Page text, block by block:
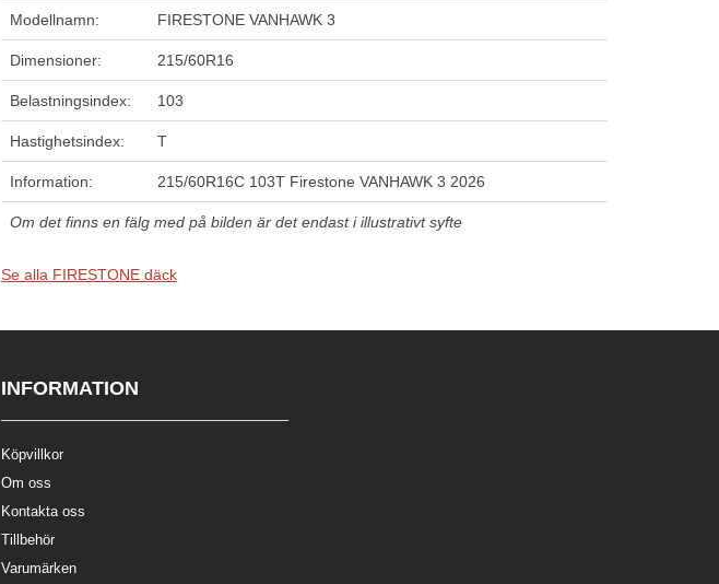
Modellnamn: FIRESTONE VANHAWK 3
Dimensioner: 215/60R16
Belastningsindex: 103
Hastighetsindex: T
Information: 215/60R16C 103T Firestone VANHAWK 3 2026
Om det finns en fälg med på bilden är det endast i illustrativt syfte
Se alla FIRESTONE däck
INFORMATION
Köpvillkor
Om oss
Kontakta oss
Tillbehör
Varumärken